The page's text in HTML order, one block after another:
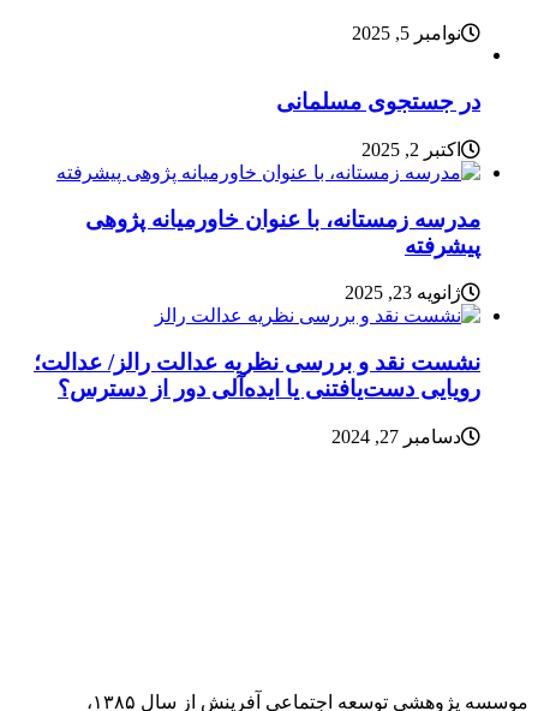
نوامبر 5, 2025
در جستجوی مسلمانی
اکتبر 2, 2025
مدرسه زمستانه، با عنوان خاورمیانه پژوهی
پیشرفته
ژانویه 23, 2025
نشست نقد و بررسی نظریه عدالت رالز/ عدالت؛
رویایی دست‌یافتنی یا ایده‌آلی دور از دسترس؟
دسامبر 27, 2024
موسسه پژوهشی توسعه اجتماعی آفرینش از سال ۱۳۸۵،